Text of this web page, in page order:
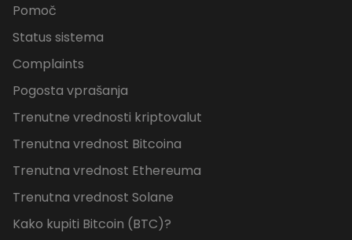
Pomoč
Status sistema
Complaints
Pogosta vprašanja
Trenutne vrednosti kriptovalut
Trenutna vrednost Bitcoina
Trenutna vrednost Ethereuma
Trenutna vrednost Solane
Kako kupiti Bitcoin (BTC)?